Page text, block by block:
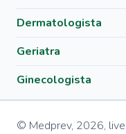
Dermatologista
Geriatra
Ginecologista
© Medprev, 2026, live